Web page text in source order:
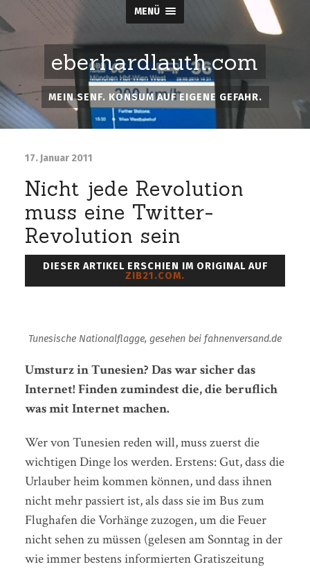
MENÜ
eberhardlauth.com
MEIN SENF. KONSUM AUF EIGENE GEFAHR.
17. Januar 2011
Nicht jede Revolution
muss eine Twitter-
Revolution sein
DIESER ARTIKEL ERSCHIEN IM ORIGINAL AUF
ZIB21.COM.
Tunesische Nationalflagge, gesehen bei fahnenversand.de
Umsturz in Tunesien? Das war sicher das
Internet! Finden zumindest die, die beruflich
was mit Internet machen.
Wer von Tunesien reden will, muss zuerst die
wichtigen Dinge los werden. Erstens: Gut, dass die
Urlauber heim kommen können, und dass ihnen
nicht mehr passiert ist, als dass sie im Bus zum
Flughafen die Vorhänge zuzogen, um die Feuer
nicht sehen zu müssen (gelesen am Sonntag in der
wie immer bestens informierten Gratiszeitung